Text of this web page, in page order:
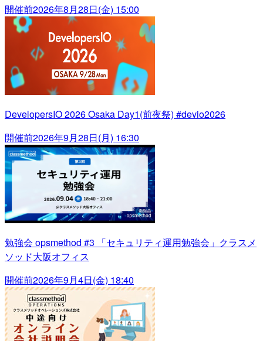
開催前2026年8月28日(金) 15:00
DevelopersIO 2026 Osaka Day1(前夜祭) #devio2026
開催前2026年9月28日(月) 16:30
勉強会 opsmethod #3 「セキュリティ運用勉強会」クラスメ
ソッド大阪オフィス
開催前2026年9月4日(金) 18:40